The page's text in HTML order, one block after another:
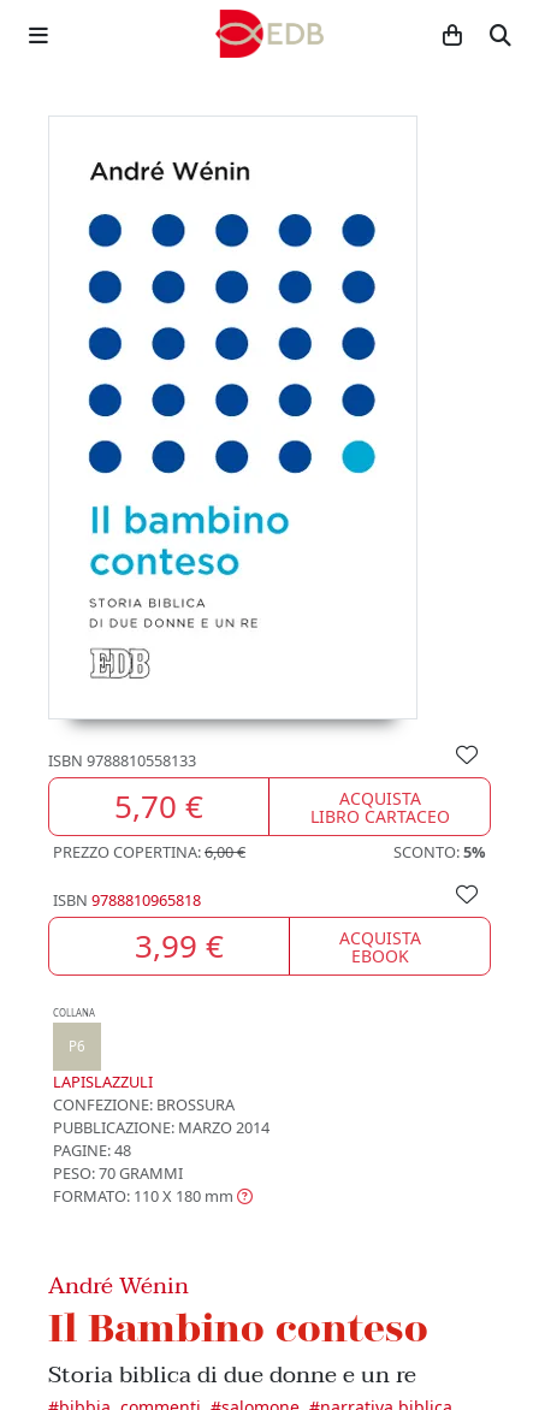
ISBN 9788810558133
5,70 € ACQUISTA
LIBRO CARTACEO
PREZZO COPERTINA:6,00 € SCONTO:5%
ISBN 9788810965818
3,99 € ACQUISTA
EBOOK
COLLANA
P6
LAPISLAZZULI
CONFEZIONE: BROSSURA
PUBBLICAZIONE: MARZO 2014
PAGINE: 48
PESO: 70 GRAMMI
FORMATO: 110 X 180 mm
André Wénin
Il Bambino conteso
Storia biblica di due donne e un re